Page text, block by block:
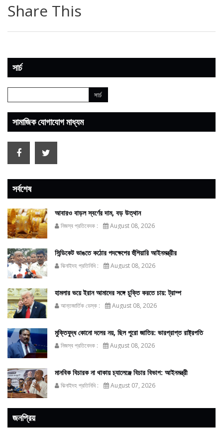
Share This
সার্চ
সামাজিক যোগাযোগ মাধ্যম
সর্বশেষ
আবারও বাড়ল স্বর্ণের দাম, বড় উত্থান
নিজস্ব প্রতিবেদক : August 08, 2026
সিন্ডিকেট ভাঙতে কঠোর পদক্ষেপের হুঁশিয়ারি আইনমন্ত্রীর
ঝিনাইদহ প্রতিনিধি : August 08, 2026
হামলার ভয়ে ইরান আমাদের সঙ্গে চুক্তি করতে চায়: ট্রাম্প
আন্তজার্তিক ডেস্ক : August 08, 2026
মুক্তিযুদ্ধ কোনো দলের নয়, ছিল পুরো জাতির: ভারপ্রাপ্ত রাষ্ট্রপতি
নিজস্ব প্রতিবেদক : August 08, 2026
মানবিক বিচারক না থাকায় চ্যালেঞ্জে বিচার বিভাগ: আইনমন্ত্রী
ঝিনাইদহ প্রতিনিধি : August 07, 2026
জনপ্রিয়